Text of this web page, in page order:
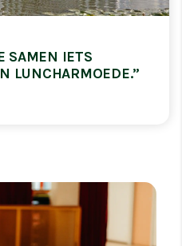
SAMEN IETS
LUNCHARMOEDE.”